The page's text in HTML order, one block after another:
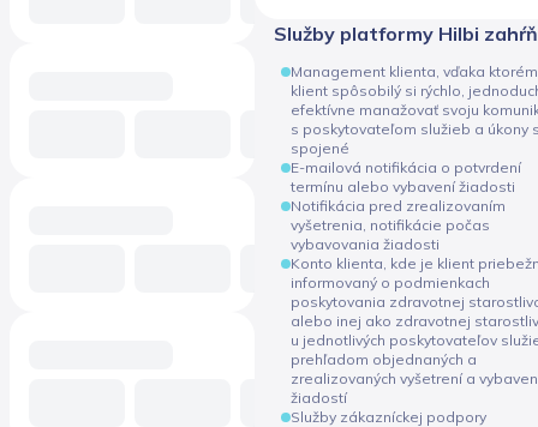
Služby platformy Hilbi
Management klienta, vďaka
klient spôsobilý si rýchlo,
efektívne manažovať svoju
s poskytovateľom služieb a úkony
spojené
E-mailová notifikácia o potvrdení
termínu alebo vybavení žiadosti
Notifikácia pred zrealizovaním
vyšetrenia, notifikácie počas
vybavovania žiadosti
Konto klienta, kde je klient
informovaný o podmienkach
poskytovania zdravotnej
alebo inej ako zdravotnej
u jednotlivých poskytovateľov
prehľadom objednaných a
zrealizovaných vyšetrení a
žiadostí
Služby zákazníckej podpory